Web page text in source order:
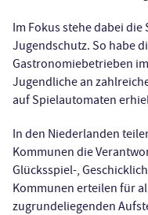
Im Fokus stehe dabei
Jugendschutz. So habe
Gastronomiebetrieben
Jugendliche an
auf Spielautomaten
In den Niederlanden
Kommunen die
Glücksspiel-,
Kommunen erteilen für
zugrundeliegenden